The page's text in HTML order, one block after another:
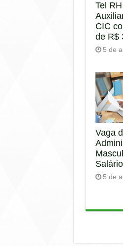
Tel
CIC
de R$
5 de
Vaga
5 de